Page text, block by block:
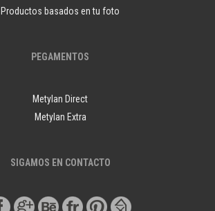
Productos basados en tu foto
PEGAMENTOS
Metylan Direct
Metylan Extra
SIGAMOS EN CONTACTO